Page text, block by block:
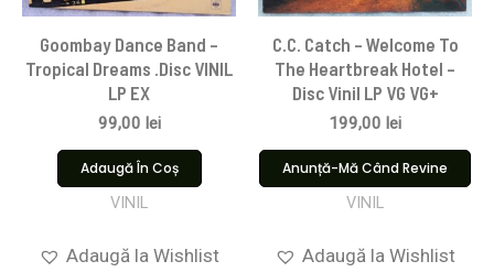
Goombay Dance Band –
Tropical Dreams .Disc VINIL
LP EX
99,00 lei
Adaugă În Coș
VINIL
Adaugă la Wishlist
C.C. Catch – Welcome To
The Heartbreak Hotel –
Disc Vinil LP VG VG+
199,00 lei
Anunță-Mă Când Revine
VINIL
Adaugă la Wishlist